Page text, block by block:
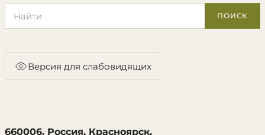
ПОИСК
Версия для слабовидящих
660006, Россия, Красноярск,